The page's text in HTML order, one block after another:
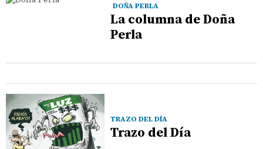
DOÑA PERLA
La columna de Doña
Perla
TRAZO DEL DÍA
Trazo del Día